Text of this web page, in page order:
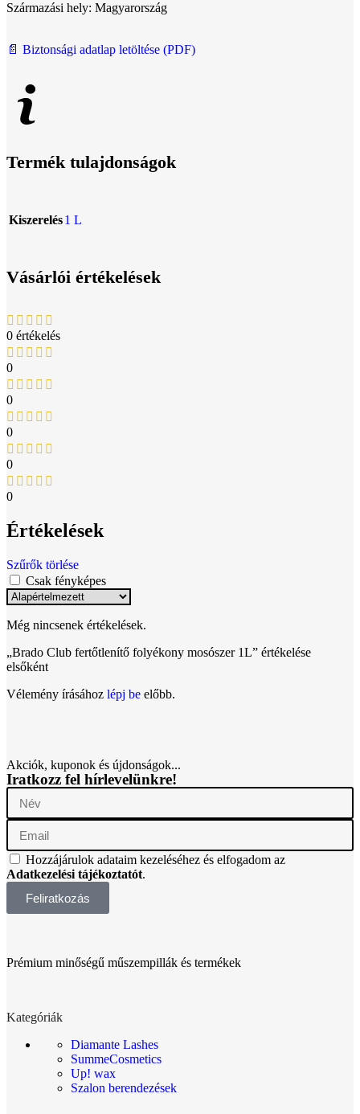
Származási hely: Magyarország
📄 Biztonsági adatlap letöltése (PDF)
Termék tulajdonságok
Kiszerelés1 L
Vásárlói értékelések
0 értékelés
0
0
0
0
0
Értékelések
Szűrők törlése
Csak fényképes
Még nincsenek értékelések.
„Brado Club fertőtlenítő folyékony mosószer 1L” értékelése
elsőként
Vélemény írásához lépj be előbb.
Akciók, kuponok és újdonságok...
Iratkozz fel hírlevelünkre!
Hozzájárulok adataim kezeléséhez és elfogadom az
Adatkezelési tájékoztatót.
Feliratkozás
Prémium minőségű műszempillák és termékek
Kategóriák
Diamante Lashes
SummeCosmetics
Up! wax
Szalon berendezések